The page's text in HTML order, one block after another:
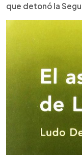
que detonó la